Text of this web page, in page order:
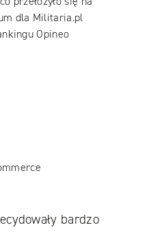
dla Militaria.pl
Opineo
bardzo